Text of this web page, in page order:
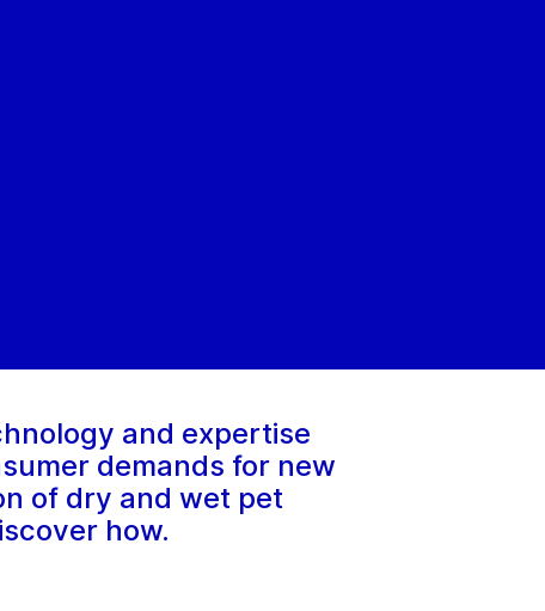
and expertise
demands for new
of dry and wet pet
how.